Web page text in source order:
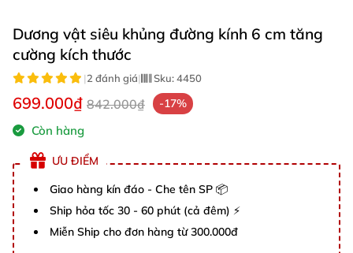
Dương vật siêu khủng đường kính 6 cm tăng
cường kích thước
|2 đánh giá| Sku:4450
699.000₫ 842.000₫ -17%
Còn hàng
ƯU ĐIỂM
Giao hàng kín đáo - Che tên SP 📦
Ship hỏa tốc 30 - 60 phút (cả đêm) ⚡
Miễn Ship cho đơn hàng từ 300.000đ